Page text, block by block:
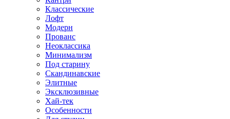
Классические
Лофт
Модерн
Прованс
Неоклассика
Минимализм
Под старину
Скандинавские
Элитные
Эксклюзивные
Хай-тек
Особенности